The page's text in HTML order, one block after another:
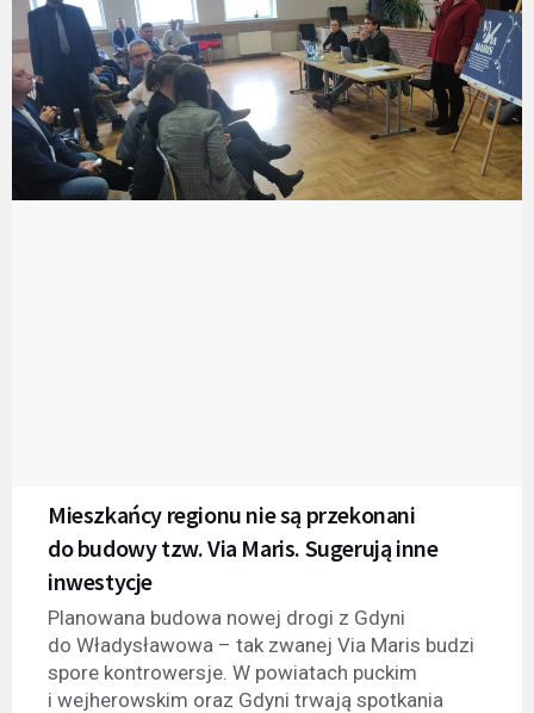
Mieszkańcy regionu nie są przekonani
do budowy tzw. Via Maris. Sugerują inne
inwestycje
Planowana budowa nowej drogi z Gdyni
do Władysławowa – tak zwanej Via Maris budzi
spore kontrowersje. W powiatach puckim
i wejherowskim oraz Gdyni trwają spotkania